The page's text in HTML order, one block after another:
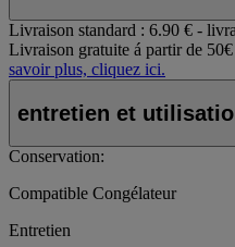
Livraison standard : 6.90 € -
Livraison gratuite á partir de 50€
savoir plus, cliquez ici.
entretien et
Conservation:
Compatible Congélateur
Entretien